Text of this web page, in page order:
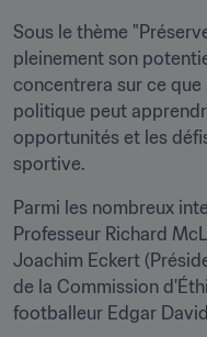
Sous le thème
pleinement son
concentrera sur ce
politique peut
opportunités et les
sportive.
Parmi les nombreux
Professeur Richard
Joachim Eckert
de la Commission
footballeur Edgar